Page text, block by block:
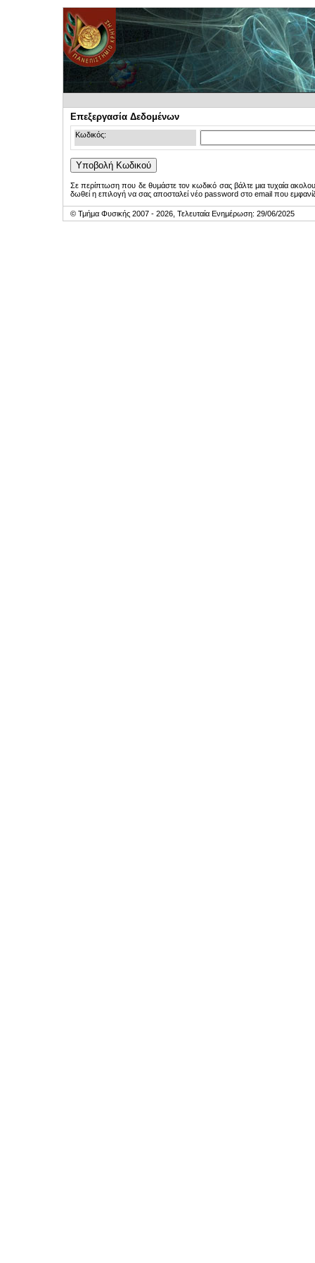
Επεξεργασία Δεδομένων
Κωδικός:
Σε περίπτωση που δε θυμάστε τον κωδικό σας βάλτε μια τυχαία
δωθεί η επιλογή να σας αποσταλεί νέο password στο email που
© Τμήμα Φυσικής 2007 - 2026, Τελευταία Ενημέρωση: 29/06/2025